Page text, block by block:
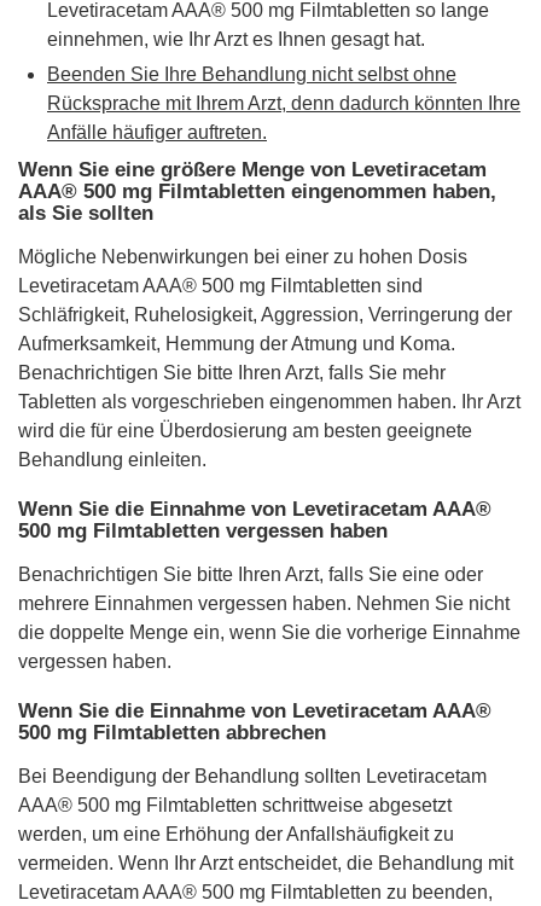
Levetiracetam AAA® 500 mg Filmtabletten so lange
einnehmen, wie Ihr Arzt es Ihnen gesagt hat.
Beenden Sie Ihre Behandlung nicht selbst ohne
Rücksprache mit Ihrem Arzt, denn dadurch könnten Ihre
Anfälle häufiger auftreten.
Wenn Sie eine größere Menge von Levetiracetam
AAA® 500 mg Filmtabletten eingenommen haben,
als Sie sollten
Mögliche Nebenwirkungen bei einer zu hohen Dosis
Levetiracetam AAA® 500 mg Filmtabletten sind
Schläfrigkeit, Ruhelosigkeit, Aggression, Verringerung der
Aufmerksamkeit, Hemmung der Atmung und Koma.
Benachrichtigen Sie bitte Ihren Arzt, falls Sie mehr
Tabletten als vorgeschrieben eingenommen haben. Ihr Arzt
wird die für eine Überdosierung am besten geeignete
Behandlung einleiten.
Wenn Sie die Einnahme von Levetiracetam AAA®
500 mg Filmtabletten vergessen haben
Benachrichtigen Sie bitte Ihren Arzt, falls Sie eine oder
mehrere Einnahmen vergessen haben. Nehmen Sie nicht
die doppelte Menge ein, wenn Sie die vorherige Einnahme
vergessen haben.
Wenn Sie die Einnahme von Levetiracetam AAA®
500 mg Filmtabletten abbrechen
Bei Beendigung der Behandlung sollten Levetiracetam
AAA® 500 mg Filmtabletten schrittweise abgesetzt
werden, um eine Erhöhung der Anfallshäufigkeit zu
vermeiden. Wenn Ihr Arzt entscheidet, die Behandlung mit
Levetiracetam AAA® 500 mg Filmtabletten zu beenden,